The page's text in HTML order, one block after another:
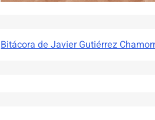
Bitácora de Javier Gutiérrez